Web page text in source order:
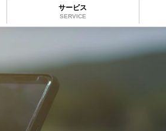
サービス
SERVICE